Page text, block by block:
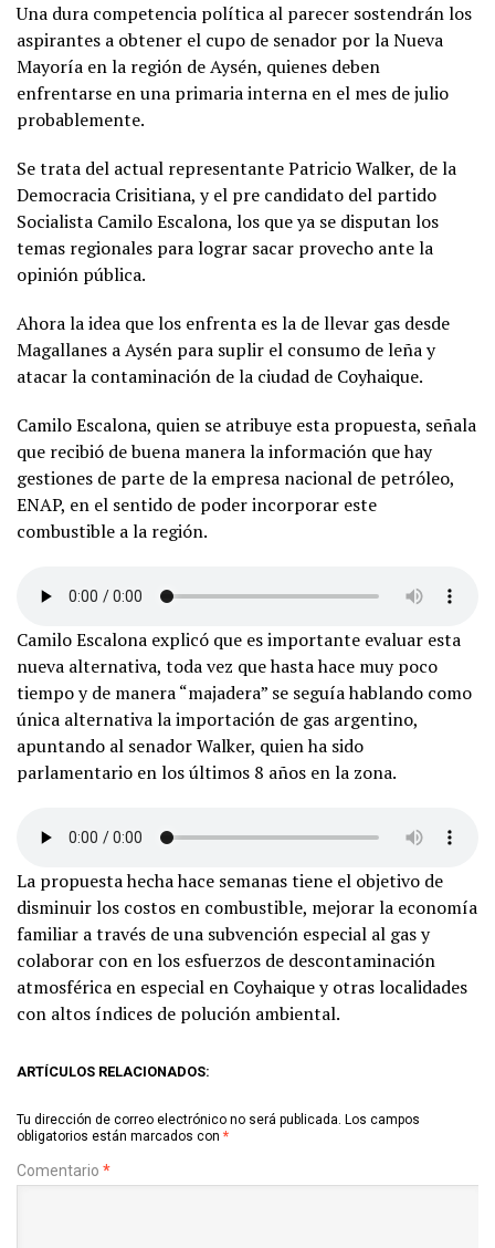
Una dura competencia política al parecer sostendrán los
aspirantes a obtener el cupo de senador por la Nueva
Mayoría en la región de Aysén, quienes deben
enfrentarse en una primaria interna en el mes de julio
probablemente.
Se trata del actual representante Patricio Walker, de la
Democracia Crisitiana, y el pre candidato del partido
Socialista Camilo Escalona, los que ya se disputan los
temas regionales para lograr sacar provecho ante la
opinión pública.
Ahora la idea que los enfrenta es la de llevar gas desde
Magallanes a Aysén para suplir el consumo de leña y
atacar la contaminación de la ciudad de Coyhaique.
Camilo Escalona, quien se atribuye esta propuesta, señala
que recibió de buena manera la información que hay
gestiones de parte de la empresa nacional de petróleo,
ENAP, en el sentido de poder incorporar este
combustible a la región.
Camilo Escalona explicó que es importante evaluar esta
nueva alternativa, toda vez que hasta hace muy poco
tiempo y de manera “majadera” se seguía hablando como
única alternativa la importación de gas argentino,
apuntando al senador Walker, quien ha sido
parlamentario en los últimos 8 años en la zona.
La propuesta hecha hace semanas tiene el objetivo de
disminuir los costos en combustible, mejorar la economía
familiar a través de una subvención especial al gas y
colaborar con en los esfuerzos de descontaminación
atmosférica en especial en Coyhaique y otras localidades
con altos índices de polución ambiental.
ARTÍCULOS RELACIONADOS:
Tu dirección de correo electrónico no será publicada. Los campos
obligatorios están marcados con *
Comentario *